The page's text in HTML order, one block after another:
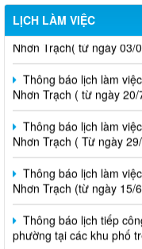
LỊCH LÀM VIỆC
Thông báo lịch làm
Nhơn Trạch( từ ngày 03/
Thông báo lịch làm
Nhơn Trạch ( từ ngày
Thông báo lịch làm
Nhơn Trạch ( Từ ngày
Thông báo lịch làm
Nhơn Trạch (từ ngày 15/
Thông báo lịch tiếp
phường tại các khu phố
2026